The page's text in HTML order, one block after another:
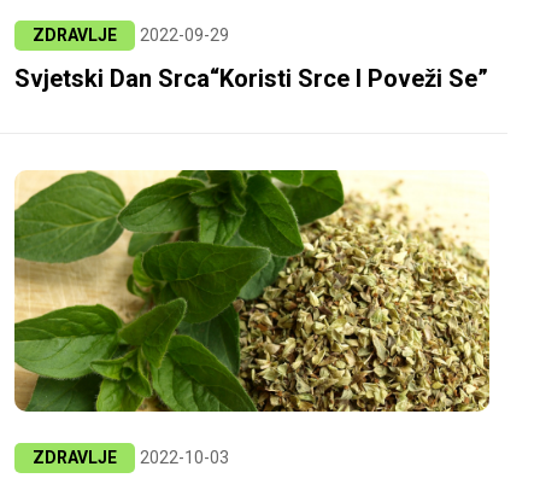
ZDRAVLJE 2022-09-29
Svjetski Dan Srca“Koristi Srce I Poveži Se”
ZDRAVLJE 2022-10-03